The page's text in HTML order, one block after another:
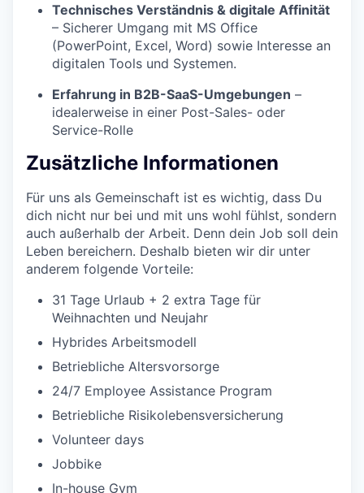
Technisches Verständnis & digitale Affinität
– Sicherer Umgang mit MS Office
(PowerPoint, Excel, Word) sowie Interesse an
digitalen Tools und Systemen.
Erfahrung in B2B-SaaS-Umgebungen –
idealerweise in einer Post-Sales- oder
Service-Rolle
Zusätzliche Informationen
Für uns als Gemeinschaft ist es wichtig, dass Du
dich nicht nur bei und mit uns wohl fühlst, sondern
auch außerhalb der Arbeit. Denn dein Job soll dein
Leben bereichern. Deshalb bieten wir dir unter
anderem folgende Vorteile:
31 Tage Urlaub + 2 extra Tage für
Weihnachten und Neujahr
Hybrides Arbeitsmodell
Betriebliche Altersvorsorge
24/7 Employee Assistance Program
Betriebliche Risikolebensversicherung
Volunteer days
Jobbike
In-house Gym